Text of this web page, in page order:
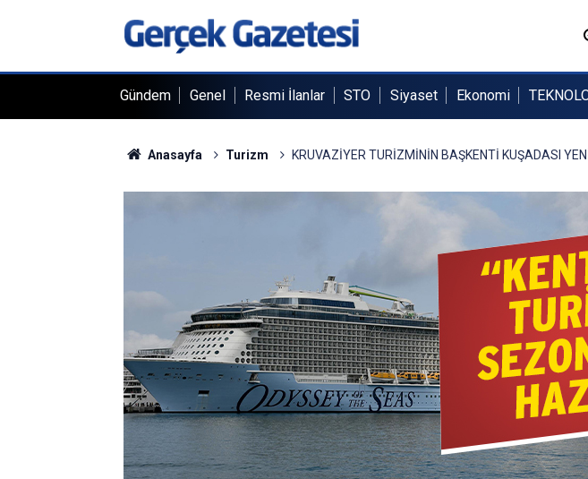
Gündem Genel Resmi İlanlar STO Siyaset Ekonomi
Anasayfa Turizm KRUVAZİYER TURİZMİNİN BAŞKENTİ KUŞADASI